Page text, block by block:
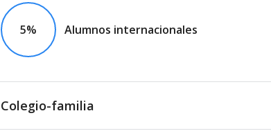
5% Alumnos internacionales
Colegio-familia